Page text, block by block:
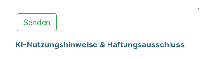
Senden
KI-Nutzungshinweise & Haftungsausschluss